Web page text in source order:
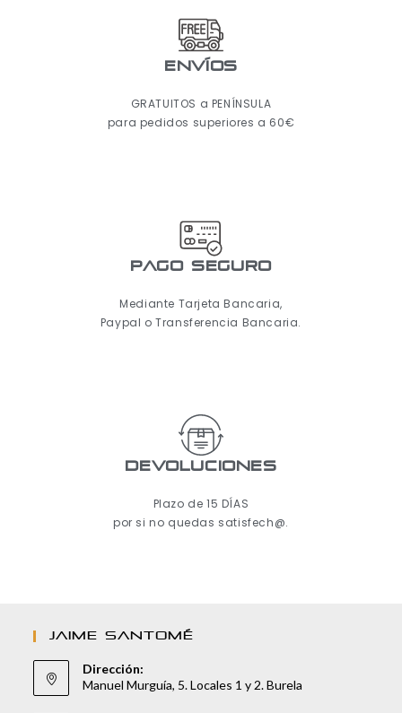
ENVÍOS
GRATUITOS a PENÍNSULA
para pedidos superiores a 60€
pago seguro
Mediante Tarjeta Bancaria,
Paypal o Transferencia Bancaria.
Devoluciones
Plazo de 15 DÍAS
por si no quedas satisfech@.
JAIME SANTOMÉ
Dirección:
Manuel Murguía, 5. Locales 1 y 2. Burela